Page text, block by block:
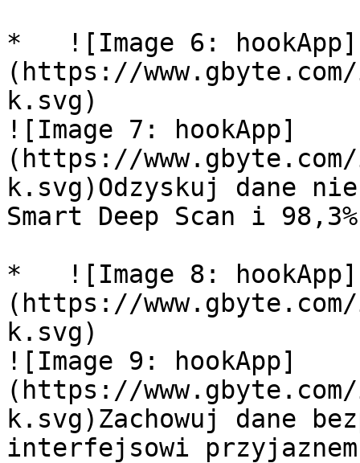
*   ![Image 6: hookApp]
(https://www.gbyte.com/
k.svg)
![Image 7: hookApp]
(https://www.gbyte.com/
k.svg)Odzyskuj dane
Smart Deep Scan i
*   ![Image 8: hookApp]
(https://www.gbyte.com/
k.svg)
![Image 9: hookApp]
(https://www.gbyte.com/
k.svg)Zachowuj dane
interfejsowi